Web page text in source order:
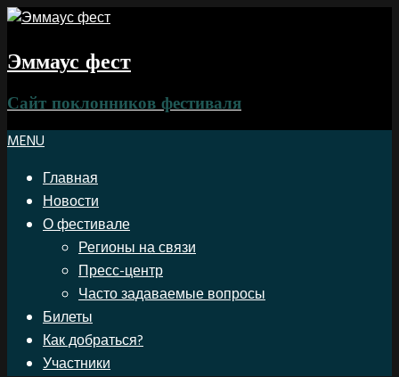
Эммаус фест
Сайт поклонников фестиваля
MENU
Главная
Новости
О фестивале
Регионы на связи
Пресс-центр
Часто задаваемые вопросы
Билеты
Как добраться?
Участники